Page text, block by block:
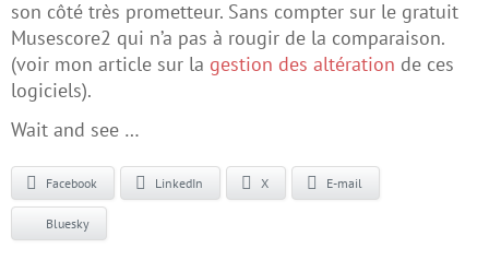
son côté très prometteur. Sans compter sur le gratuit
Musescore2 qui n’a pas à rougir de la comparaison.
(voir mon article sur la gestion des altération de ces
logiciels).
Wait and see …
Facebook LinkedIn X E-mail
Bluesky